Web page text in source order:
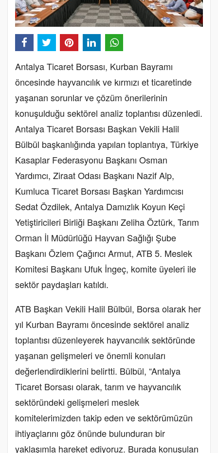
Antalya Ticaret Borsası, Kurban Bayramı
öncesinde hayvancılık ve kırmızı et ticaretinde
yaşanan sorunlar ve çözüm önerilerinin
konuşulduğu sektörel analiz toplantısı düzenledi.
Antalya Ticaret Borsası Başkan Vekili Halil
Bülbül başkanlığında yapılan toplantıya, Türkiye
Kasaplar Federasyonu Başkanı Osman
Yardımcı, Ziraat Odası Başkanı Nazif Alp,
Kumluca Ticaret Borsası Başkan Yardımcısı
Sedat Özdilek, Antalya Damızlık Koyun Keçi
Yetiştiricileri Birliği Başkanı Zeliha Öztürk, Tarım
Orman İl Müdürlüğü Hayvan Sağlığı Şube
Başkanı Özlem Çağırıcı Armut, ATB 5. Meslek
Komitesi Başkanı Ufuk İngeç, komite üyeleri ile
sektör paydaşları katıldı.
ATB Başkan Vekili Halil Bülbül, Borsa olarak her
yıl Kurban Bayramı öncesinde sektörel analiz
toplantısı düzenleyerek hayvancılık sektöründe
yaşanan gelişmeleri ve önemli konuları
değerlendirdiklerini belirtti. Bülbül, “Antalya
Ticaret Borsası olarak, tarım ve hayvancılık
sektöründeki gelişmeleri meslek
komitelerimizden takip eden ve sektörümüzün
ihtiyaçlarını göz önünde bulunduran bir
yaklaşımla hareket ediyoruz. Burada konuşulan